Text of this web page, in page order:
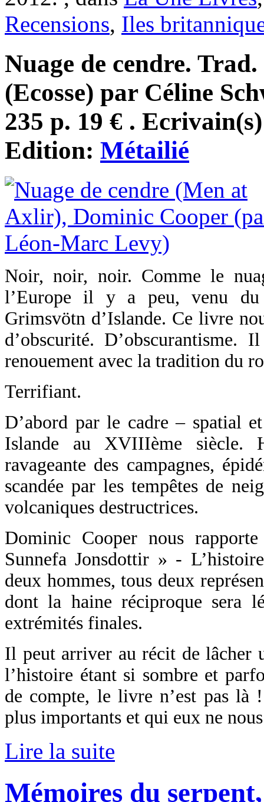
Recensions, Iles
Nuage de cendre. Trad.
(Ecosse) par Céline
235 p. 19 € .
Edition: Métailié
Noir, noir, noir. Comme le
l’Europe il y a peu, venu
Grimsvötn d’Islande. Ce livre
d’obscurité.
renouement avec la tradition du
Terrifiant.
D’abord par le cadre – spatial
Islande au XVIIIème siècle.
ravageante des campagnes,
scandée par les tempêtes de
volcaniques destructrices.
Dominic Cooper nous
Sunnefa Jonsdottir » -
deux hommes, tous deux
dont la haine réciproque sera
extrémités finales.
Il peut arriver au récit de lâcher
l’histoire étant si sombre et
de compte, le livre n’est pas là
plus importants et qui eux ne
Lire la suite
Mémoires du